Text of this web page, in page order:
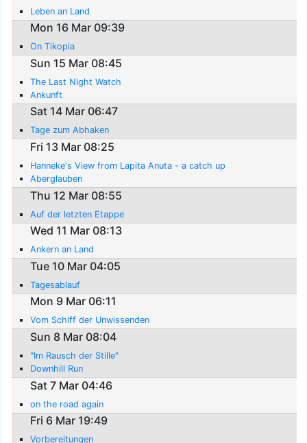
Leben an Land
Mon 16 Mar 09:39
On Tikopia
Sun 15 Mar 08:45
The Last Night Watch
Ankunft
Sat 14 Mar 06:47
Tage zum Abhaken
Fri 13 Mar 08:25
Hanneke's View from Lapita Anuta - a catch up
Aberglauben
Thu 12 Mar 08:55
Auf der letzten Etappe
Wed 11 Mar 08:13
Ankern an Land
Tue 10 Mar 04:05
Tagesablauf
Mon 9 Mar 06:11
Vom Schiff der Unwissenden
Sun 8 Mar 08:04
"Im Rausch der Stille"
Downhill Run
Sat 7 Mar 04:46
on the road again
Fri 6 Mar 19:49
Vorbereitungen